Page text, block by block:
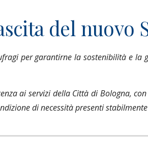
del nuovo
per garantirne la sostenibilità e la
ai servizi della Città di Bologna,
di necessità presenti